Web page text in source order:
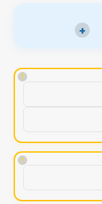
+
!
!